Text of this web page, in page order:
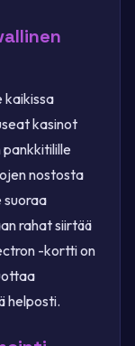
kaikissa
kasinot
nostosta
suoraa
rahat siirtää
-kortti on
helposti.